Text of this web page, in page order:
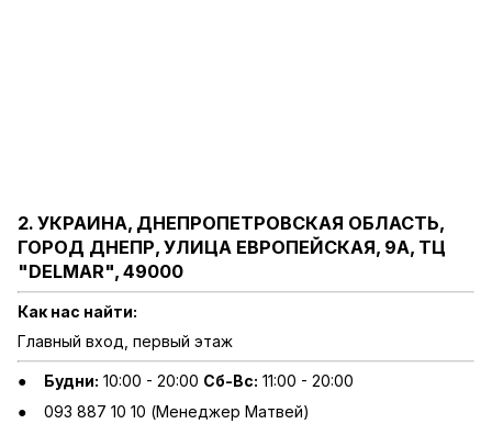
2. УКРАИНА, ДНЕПРОПЕТРОВСКАЯ ОБЛАСТЬ,
ГОРОД ДНЕПР, УЛИЦА ЕВРОПЕЙСКАЯ, 9А, ТЦ
"DELMAR", 49000
Как нас найти:
Главный вход, первый этаж
Будни: 10:00 - 20:00 Сб-Вс: 11:00 - 20:00
093 887 10 10 (Менеджер Матвей)